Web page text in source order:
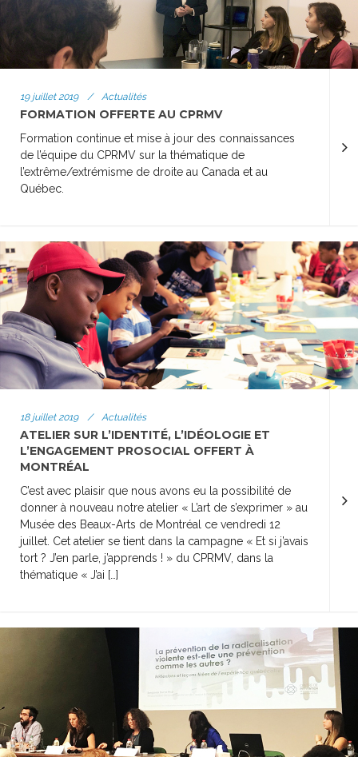
19 juillet 2019 / Actualités
FORMATION OFFERTE AU CPRMV
Formation continue et mise à jour des connaissances
de l’équipe du CPRMV sur la thématique de
l’extrême/extrémisme de droite au Canada et au
Québec.
18 juillet 2019 / Actualités
ATELIER SUR L’IDENTITÉ, L’IDÉOLOGIE ET
L’ENGAGEMENT PROSOCIAL OFFERT À
MONTRÉAL
C’est avec plaisir que nous avons eu la possibilité de
donner à nouveau notre atelier « L’art de s’exprimer » au
Musée des Beaux-Arts de Montréal ce vendredi 12
juillet. Cet atelier se tient dans la campagne « Et si j’avais
tort ? J’en parle, j’apprends ! » du CPRMV, dans la
thématique « J’ai […]